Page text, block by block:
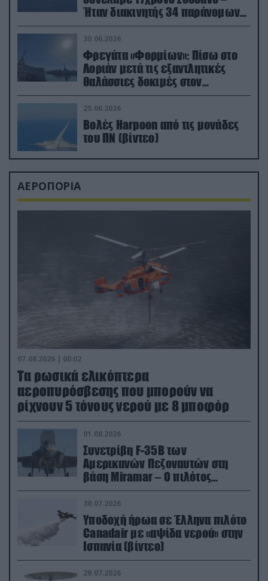
Ήταν διακινητής 34 παράνομων
μεταναστών
30.06.2026
Φρεγάτα «Φορμίων»: Πίσω στο
Λοριάν μετά τις εξαντλητικές
θαλάσσιες δοκιμές στον
απαιτητικό Βισκαϊκό
25.06.2026
Βολές Harpoon από τις μονάδες
του ΠΝ (βίντεο)
ΑΕΡΟΠΟΡΙΑ
07.08.2026 | 00:02
Τα ρωσικά ελικόπτερα
αεροπυρόσβεσης που μπορούν να
ρίχνουν 5 τόνους νερού με 8 μποφόρ
01.08.2026
Συνετρίβη F-35B των
Αμερικανών Πεζοναυτών στη
βάση Miramar – Ο πιλότος
εκτινάχθηκε εγκαίρως
30.07.2026
Υποδοχή ήρωα σε Έλληνα πιλότο
Canadair με «αψίδα νερού» στην
Ισπανία (βίντεο)
29.07.2026